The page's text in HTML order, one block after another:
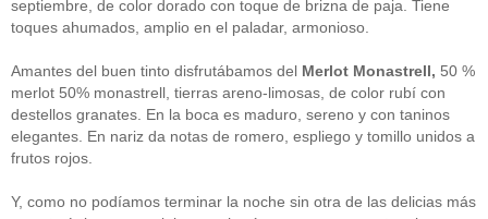
RSS - Entradas
ADMINISTRAR
Acceder
septiembre, de color dorado con toque de brizna de paja. Tiene
toques ahumados, amplio en el paladar, armonioso.
Amantes del buen tinto disfrutábamos del Merlot Monastrell, 50 %
merlot 50% monastrell, tierras areno-limosas, de color rubí con
destellos granates. En la boca es maduro, sereno y con taninos
elegantes. En nariz da notas de romero, espliego y tomillo unidos a
frutos rojos.
Y, como no podíamos terminar la noche sin otra de las delicias más